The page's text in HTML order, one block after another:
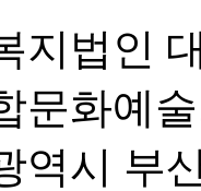
지법인
문화예
역시 부